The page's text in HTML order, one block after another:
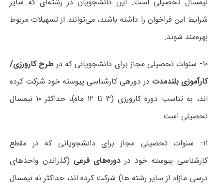
شرایط این فراخوان را داشته باشند، می‌توانند از تسهیلات مربوط
بهره‌مند شوند.
۱۰- سنوات تحصیلی مجاز برای دانشجویانی که در
طرح کارورزی/
کارآموزی بلندمدت در دورهی کارشناسی پیوسته خود شرکت کرده
اند، به تناسب دوره کارورزی (۳ تا ۱۲ ماه)، حداکثر ۱۰ نیمسال
تحصیلی است.
۱۱- سنوات تحصیلی مجاز برای دانشجویانی که در مقطع
کارشناسی پیوسته خود دردوره‌های فرعی (گذراندن واحدهای
درسی مازاد از سایر رشته ها) شرکت کرده اند، حداکثر نه نیمسال